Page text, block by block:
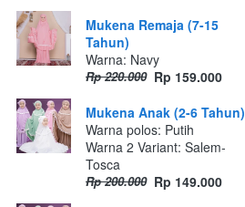
Mukena Remaja (7-15
Tahun)
Warna: Navy
Rp 220.000 Rp 159.000
Mukena Anak (2-6 Tahun)
Warna polos: Putih
Warna 2 Variant: Salem-
Tosca
Rp 200.000 Rp 149.000